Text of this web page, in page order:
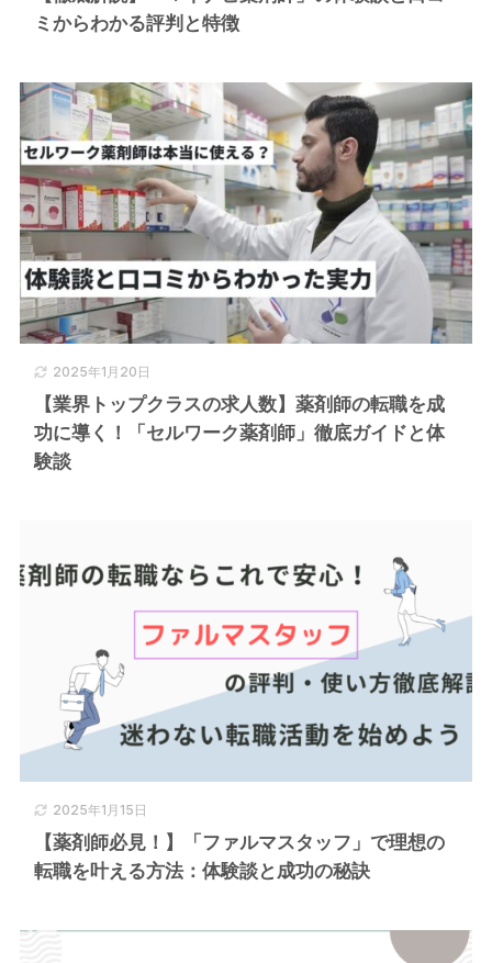
ミからわかる評判と特徴
2025年1月20日
【業界トップクラスの求人数】薬剤師の転職を成
功に導く！「セルワーク薬剤師」徹底ガイドと体
験談
2025年1月15日
【薬剤師必見！】「ファルマスタッフ」で理想の
転職を叶える方法：体験談と成功の秘訣